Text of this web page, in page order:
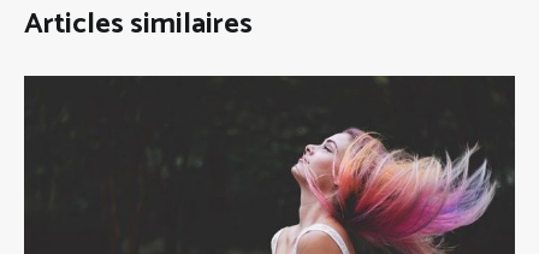
Articles similaires